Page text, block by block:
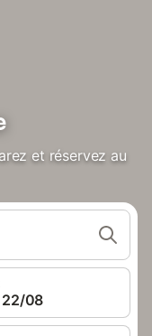
et réservez au
22/08